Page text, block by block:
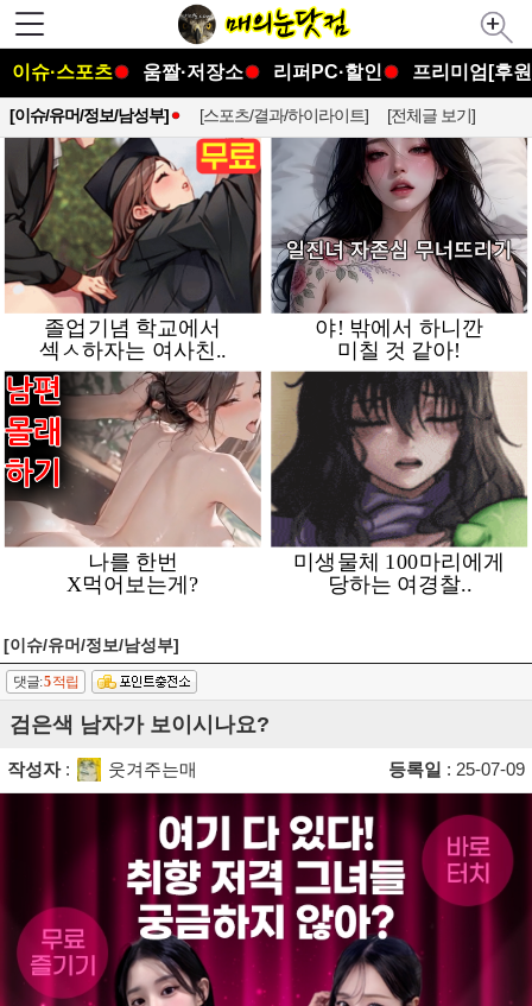
이슈·스포츠 움짤·저장소 리퍼PC·할인 프리미엄[후
[이슈/유머/정보/남성부] [스포츠/결과/하이라이트] [전체글 보기]
[이슈/유머/정보/남성부]
댓글:5적립
검은색 남자가 보이시나요?
작성자: 웃겨주는매 등록일 : 25-07-09